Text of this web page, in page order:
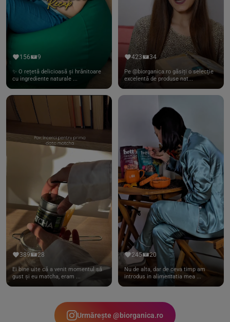
156 9
✨ O rețetă delicioasă și hrănitoare
cu ingrediente naturale ...
423 34
Pe @biorganica.ro găsiți o selecție
excelentă de produse nat...
389 28
Ei bine uite că a venit momentul să
gust și eu matcha, eram ...
245 20
Nu de alta, dar de ceva timp am
introdus in alimentatia mea ...
Urmărește @biorganica.ro